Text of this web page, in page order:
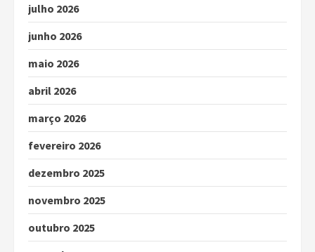
julho 2026
junho 2026
maio 2026
abril 2026
março 2026
fevereiro 2026
dezembro 2025
novembro 2025
outubro 2025